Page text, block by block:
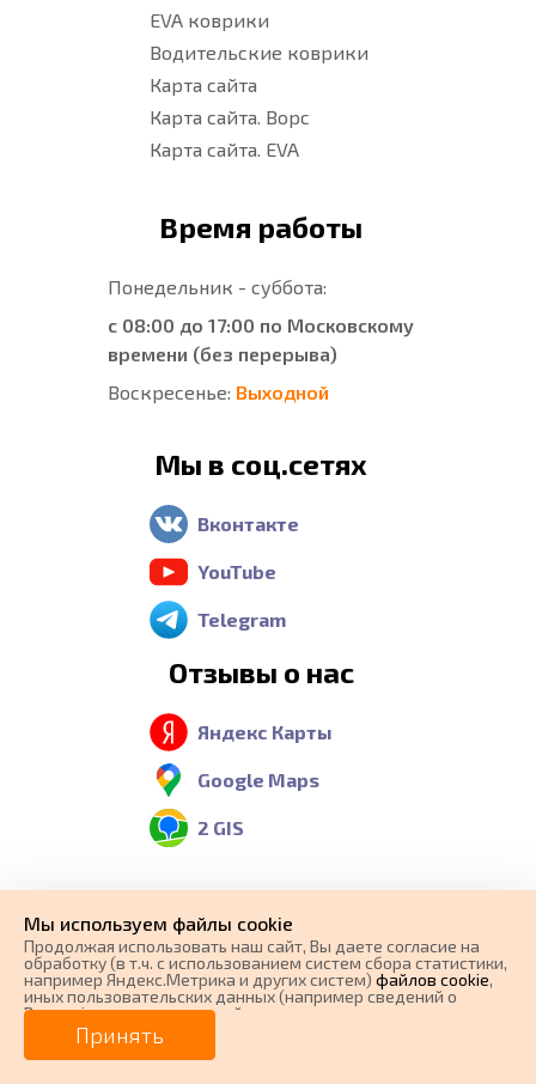
0 ₽
от0₽/мес. Плати частями
EVA коврики
Водительские коврики
Карта сайта
Карта сайта. Ворс
Карта сайта. EVA
Время работы
Понедельник - суббота:
с 08:00 до 17:00 по Московскому
времени (без перерыва)
Воскресенье: Выходной
Мы в соц.сетях
Вконтакте
YouTube
Telegram
Отзывы о нас
Яндекс Карты
Google Maps
2 GIS
Контакты
Телефон:
8 (800) 551-37-36
Бесплатный звонок из
Мы используем файлы cookie
Продолжая использовать наш cайт, Вы даете согласие на
обработку (в т.ч. с использованием систем сбора статистики,
например Яндекс.Метрика и других систем) файлов cookie,
иных пользовательских данных (например сведений о
Вашем ip-адресе, сведений о местоположении, типе
устройства, времени посещения страницы, сведений о
ресурсах сети Интернет, с которых были совершены
переходы на наш сайт, сведения о Ваших действиях на сайте
Принять